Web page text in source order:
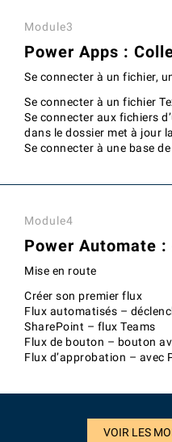
Module3
Power Apps :
Se connecter à un fichier,
Se connecter à un fichier
Se connecter aux fichiers
dans le dossier met à jour
Se connecter à une base
Module4
Power Automate
Mise en route
Créer son premier flux
Flux automatisés –
SharePoint – flux Teams
Flux de bouton – bouton
Flux d’approbation – avec
VOIR LES